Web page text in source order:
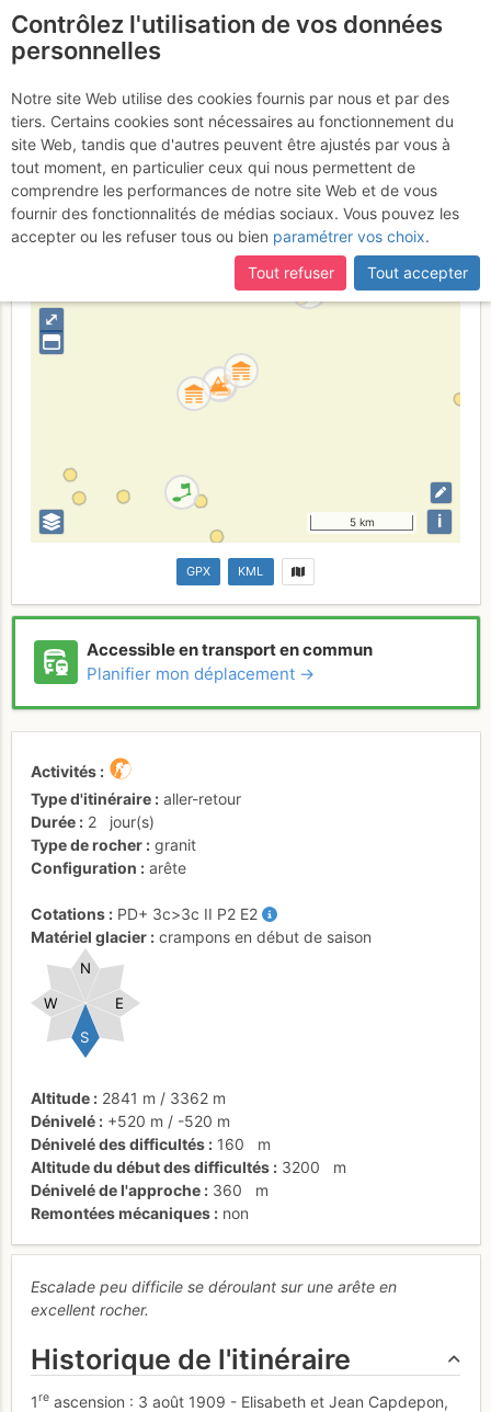
Pic N des Cavales :
Arête S (voie normale)
France Isère Écrins
⤢
5 km i
GPX KML
Accessible en transport en commun
Planifier mon déplacement →
Activités
Type d'itinéraire
aller-retour
Durée
2
jour(s)
Type de rocher
granit
Configuration
arête
Cotations PD+ 3c>3c II P2 E2
Matériel glacier
crampons en début de saison
E
W
S
N
Altitude 2841 m / 3362 m
Dénivelé
+520 m / -520 m
Dénivelé des difficultés
160
m
Altitude du début des difficultés
3200
m
Dénivelé de l'approche
360
m
Remontées mécaniques
non
Escalade peu difficile se déroulant sur une arête en
excellent rocher.
Historique de l'itinéraire
1re ascension : 3 août 1909 - Elisabeth et Jean Capdepon,
Contrôlez l'utilisation de vos données
personnelles
Notre site Web utilise des cookies fournis par nous et par des
tiers. Certains cookies sont nécessaires au fonctionnement du
site Web, tandis que d'autres peuvent être ajustés par vous à
tout moment, en particulier ceux qui nous permettent de
comprendre les performances de notre site Web et de vous
fournir des fonctionnalités de médias sociaux. Vous pouvez les
accepter ou les refuser tous ou bien paramétrer vos choix.
Tout refuser
Tout accepter